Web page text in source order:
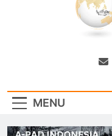
MENU